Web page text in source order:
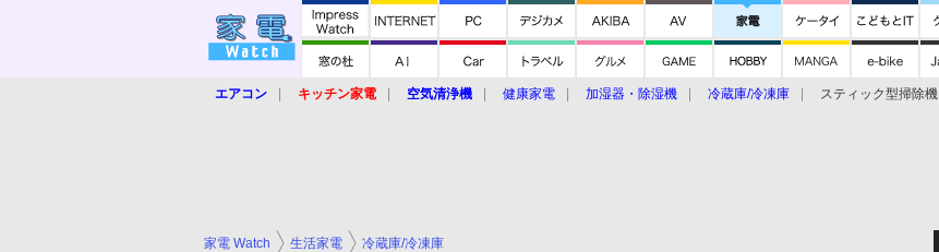
エアコン キッチン家電 空気清浄機 健康家電 加湿器・除湿機 冷蔵庫/冷凍庫 スティック型掃除機
家電 Watch 生活家電 冷蔵庫/冷凍庫